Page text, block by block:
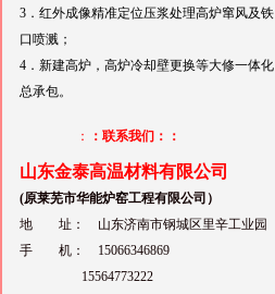
3．红外成像精准定位压浆处理高炉窜风及铁
口喷溅；
4．新建高炉，高炉冷却壁更换等大修一体化
总承包。
： ：联系我们：：
山东金泰高温材料有限公司
(原莱芜市华能炉窑工程有限公司）
地 址： 山东济南市钢城区里辛工业园
手 机： 15066346869
15564773222